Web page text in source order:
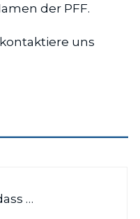
der PFF.
uns
…